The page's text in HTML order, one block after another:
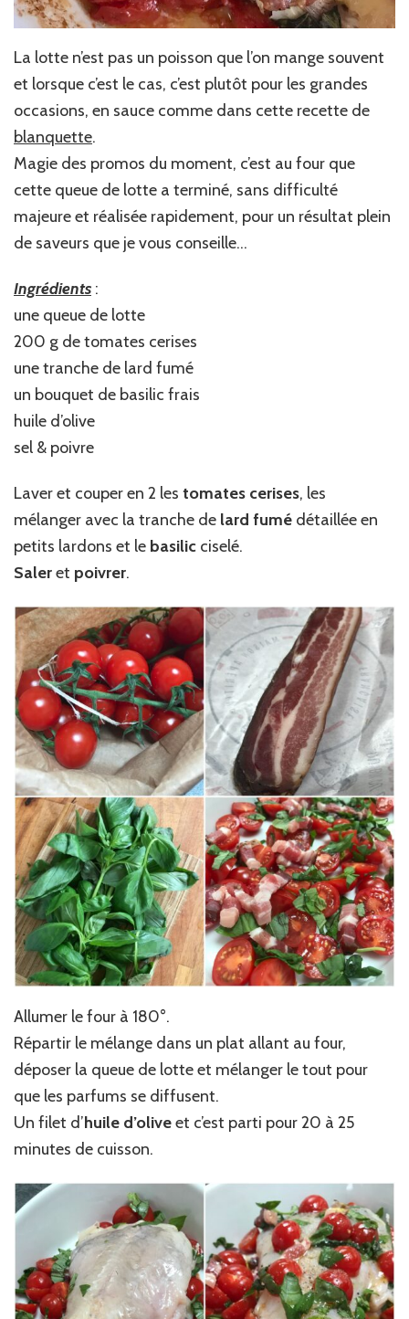
La lotte n’est pas un poisson que l’on mange souvent
et lorsque c’est le cas, c’est plutôt pour les grandes
occasions, en sauce comme dans cette recette de
blanquette.
Magie des promos du moment, c’est au four que
cette queue de lotte a terminé, sans difficulté
majeure et réalisée rapidement, pour un résultat plein
de saveurs que je vous conseille…
Ingrédients :
une queue de lotte
200 g de tomates cerises
une tranche de lard fumé
un bouquet de basilic frais
huile d’olive
sel & poivre
Laver et couper en 2 les tomates cerises, les
mélanger avec la tranche de lard fumé détaillée en
petits lardons et le basilic ciselé.
Saleret poivrer.
Allumer le four à 180°.
Répartir le mélange dans un plat allant au four,
déposer la queue de lotte et mélanger le tout pour
que les parfums se diffusent.
Un filet d’huile d’oliveet c’est parti pour 20 à 25
minutes de cuisson.